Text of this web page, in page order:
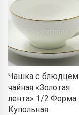
Чашка с блюдцем
чайная «Золотая
лента» 1/2 Форма:
Купольная.